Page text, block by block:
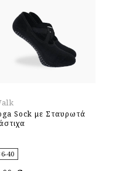
Sock με Σταυρωτά
40